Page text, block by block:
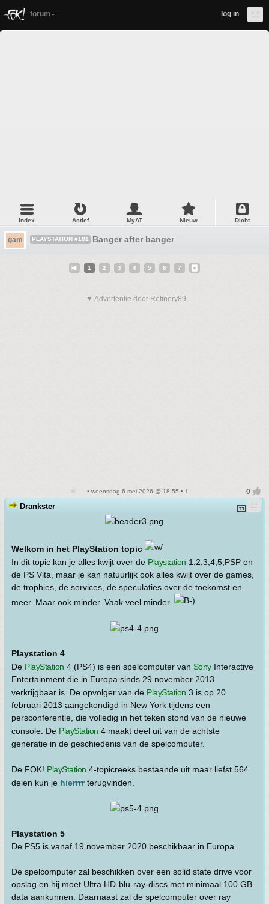
forum log in
Index Actief MyAT Nieuw Dicht
gam PLAYSTATION #181 Banger after banger
1 2 3 4 5 6 7
▼ Advertentie door Refinery89
• woensdag 6 mei 2026 @ 18:55 • 1
Drankster
Welkom in het PlayStation topic
In dit topic kan je alles kwijt over de Playstation 1,2,3,4,5,PSP en
de PS Vita, maar je kan natuurlijk ook alles kwijt over de games,
de trophies, de services, de speculaties over de toekomst en
meer. Maar ook minder. Vaak veel minder.
Playstation 4
De PlayStation 4 (PS4) is een spelcomputer van SonyInteractive
Entertainment die in Europa sinds 29 november 2013
verkrijgbaar is. De opvolger van de PlayStation 3 is op 20
februari 2013 aangekondigd in New York tijdens een
persconferentie, die volledig in het teken stond van de nieuwe
console. De PlayStation 4 maakt deel uit van de achtste
generatie in de geschiedenis van de spelcomputer.
De FOK! PlayStation 4-topicreeks bestaande uit maar liefst 564
delen kun je hierrrrterugvinden.
Playstation 5
De PS5 is vanaf 19 november 2020 beschikbaar in Europa.
De spelcomputer zal beschikken over een solid state drive voor
opslag en hij moet Ultra HD-blu-ray-discs met minimaal 100 GB
data aankunnen. Daarnaast zal de spelcomputer over ray